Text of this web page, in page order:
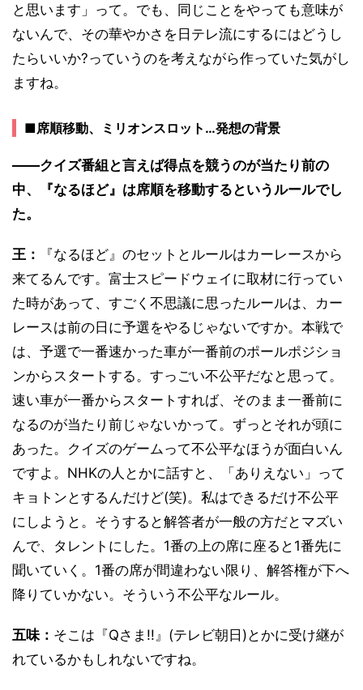
と思います」って。でも、同じことをやっても意味が
ないんで、その華やかさを日テレ流にするにはどうし
たらいいか?っていうのを考えながら作っていた気がし
ますね。
■席順移動、ミリオンスロット…発想の背景
――クイズ番組と言えば得点を競うのが当たり前の
中、『なるほど』は席順を移動するというルールでし
た。
王：
『なるほど』のセットとルールはカーレースから
来てるんです。富士スピードウェイに取材に行ってい
た時があって、すごく不思議に思ったルールは、カー
レースは前の日に予選をやるじゃないですか。本戦で
は、予選で一番速かった車が一番前のポールポジショ
ンからスタートする。すっごい不公平だなと思って。
速い車が一番からスタートすれば、そのまま一番前に
なるのが当たり前じゃないかって。ずっとそれが頭に
あった。クイズのゲームって不公平なほうが面白いん
ですよ。NHKの人とかに話すと、「ありえない」って
キョトンとするんだけど(笑)。私はできるだけ不公平
にしようと。そうすると解答者が一般の方だとマズい
んで、タレントにした。1番の上の席に座ると1番先に
聞いていく。1番の席が間違わない限り、解答権が下へ
降りていかない。そういう不公平なルール。
五味： そこは『Qさま!!』(テレビ朝日)とかに受け継が
れているかもしれないですね。